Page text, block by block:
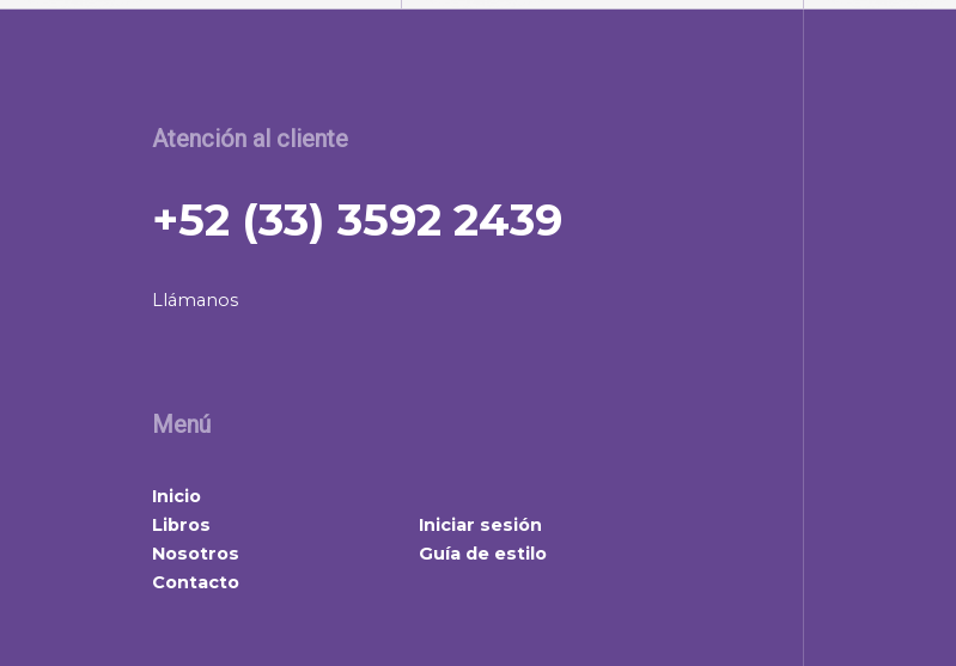
Atención al cliente
+52 (33) 3592 2439
Llámanos
Menú
Inicio
Libros
Nosotros
Contacto
Iniciar sesión
Guía de estilo